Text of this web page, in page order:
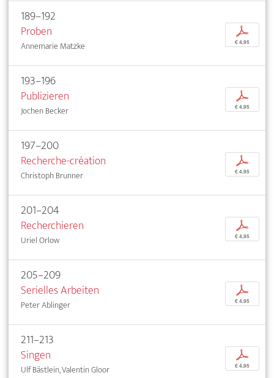
189–192
Proben
Annemarie Matzke
p
€ 4,95
193–196
Publizieren
Jochen Becker
p
€ 4,95
197–200
Recherche-création
Christoph Brunner
p
€ 4,95
201–204
Recherchieren
Uriel Orlow
p
€ 4,95
205–209
Serielles Arbeiten
Peter Ablinger
p
€ 4,95
211–213
Singen
Ulf Bästlein, Valentin Gloor
p
€ 4,95